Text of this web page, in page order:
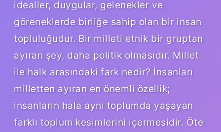
idealler, duygular, gelenekler ve
göreneklerde birliğe sahip olan bir insan
topluluğudur. Bir milleti etnik bir gruptan
ayıran şey, daha politik olmasıdır. Millet
ile halk arasındaki fark nedir? İnsanları
milletten ayıran en önemli özellik;
insanların hala aynı toplumda yaşayan
farklı toplum kesimlerini içermesidir. Öte